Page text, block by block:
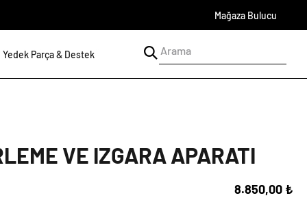
Mağaza Bulucu
Yedek Parça & Destek
VE IZGARA APARATI
8.850,00 ₺